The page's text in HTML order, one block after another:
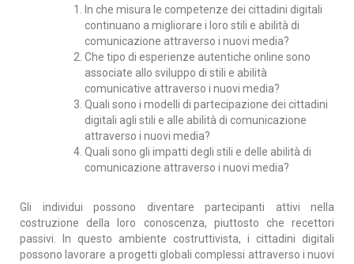
In che misura le competenze dei cittadini digitali
continuano a migliorare i loro stili e abilità di
comunicazione attraverso i nuovi media?
Che tipo di esperienze autentiche online sono
associate allo sviluppo di stili e abilità
comunicative attraverso i nuovi media?
Quali sono i modelli di partecipazione dei cittadini
digitali agli stili e alle abilità di comunicazione
attraverso i nuovi media?
Quali sono gli impatti degli stili e delle abilità di
comunicazione attraverso i nuovi media?
Gli individui possono diventare partecipanti attivi nella
costruzione della loro conoscenza, piuttosto che recettori
passivi. In questo ambiente costruttivista, i cittadini digitali
possono lavorare a progetti globali complessi attraverso i nuovi